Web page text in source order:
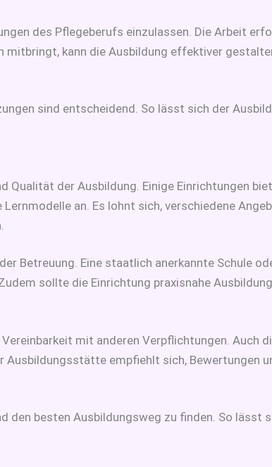
des Pflegeberufs einzulassen. Die Arbeit
mitbringt, kann die Ausbildung effektiver
sind entscheidend. So lässt sich der
Qualität der Ausbildung. Einige Einrichtungen
an. Es lohnt sich, verschiedene
Betreuung. Eine staatlich anerkannte Schule
sollte die Einrichtung praxisnahe
mit anderen Verpflichtungen. Auch
Ausbildungsstätte empfiehlt sich, Bewertungen
den besten Ausbildungsweg zu finden. So lässt